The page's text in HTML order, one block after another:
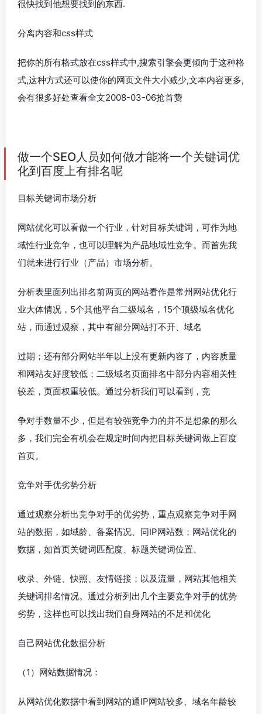
很快找到他想要找到的东西.
分离内容和css样式
把你的所有格式放在css样式中,搜索引擎会更倾向于这种格
式,这种方式还可以使你的网页文件大小减少,文本内容更多,
会有很多好处查看全文2008-03-06抢首赞
做一个SEO人员如何做才能将一个关键词优
化到百度上有排名呢
目标关键词市场分析
网站优化可以看做一个行业，针对目标关键词，可作为地
域性行业竞争，也可以理解为产品地域性竞争。而首先我
们就来进行行业（产品）市场分析。
分析表里面列出排名前两页的网站看作是常州网站优化行
业大体情况，5个其他平台二级域名，15个顶级域名优化
站，而通过观察，其中有部分网站打不开、域名
过期；还有部分网站半年以上没有更新内容了，内容质量
和网站友好度较低；二级域名页面排名中部分内容相关性
较差，页面权重较低。通过分析我们可以看到，竞
争对手数量不少，但是有较强竞争力的并不是想象的那么
多，我们完全有机会在规定时间内把目标关键词做上百度
首页。
竞争对手优劣势分析
通过观察分析出竞争对手的优劣势，重点观察竞争对手网
站的数据，如域龄、备案情况、同IP网站数；网站优化的
数据，如首页关键词匹配度、标题关键词位置、
收录、外链、快照、友情链接；以及流量，网站其他相关
关键词排名情况。通过分析列出几个主要竞争对手的优势
劣势，这样也可以找出我们自身网站的不足和优化
自己网站优化数据分析
（1）网站数据情况：
从网站优化数据中看到网站的通IP网站较多、域名年龄较